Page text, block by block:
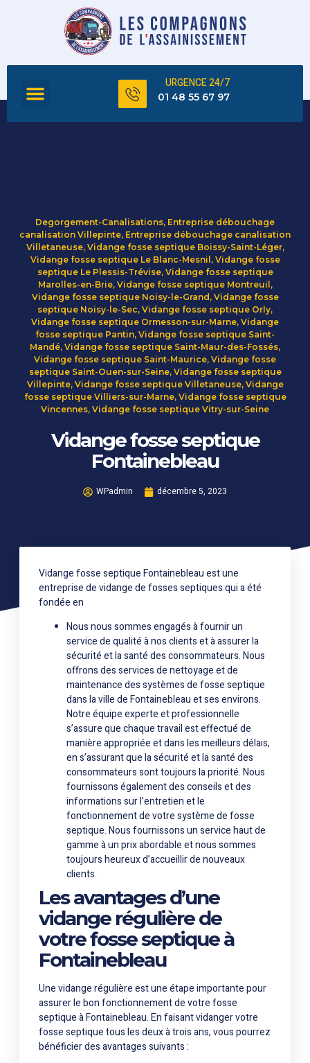
URGENCE 24/7
01 48 55 67 97
Degorgement-Canalisations, Entreprise débouchage
canalisation Villepinte, Entreprise débouchage canalisation
Villetaneuse, Vidange fosse septique Boissy-Saint-Léger,
Vidange fosse septique Le Blanc-Mesnil , Vidange fosse
septique Le Plessis-Trévise, Vidange fosse septique
Marolles-en-Brie, Vidange fosse septique Montreuil ,
Vidange fosse septique Noisy-le-Grand , Vidange fosse
septique Noisy-le-Sec, Vidange fosse septique Orly,
Vidange fosse septique Ormesson-sur-Marne, Vidange
fosse septique Pantin, Vidange fosse septique Saint-
Mandé, Vidange fosse septique Saint-Maur-des-Fossés,
Vidange fosse septique Saint-Maurice, Vidange fosse
septique Saint-Ouen-sur-Seine, Vidange fosse septique
Villepinte, Vidange fosse septique Villetaneuse, Vidange
fosse septique Villiers-sur-Marne, Vidange fosse septique
Vincennes, Vidange fosse septique Vitry-sur-Seine
Vidange fosse septique
Fontainebleau
WPadmin décembre 5, 2023
Vidange fosse septique Fontainebleau est une
entreprise de vidange de fosses septiques qui a été
fondée en
Nous nous sommes engagés à fournir un
service de qualité à nos clients et à assurer la
sécurité et la santé des consommateurs. Nous
offrons des services de nettoyage et de
maintenance des systèmes de fosse septique
dans la ville de Fontainebleau et ses environs.
Notre équipe experte et professionnelle
s’assure que chaque travail est effectué de
manière appropriée et dans les meilleurs délais,
en s’assurant que la sécurité et la santé des
consommateurs sont toujours la priorité. Nous
fournissons également des conseils et des
informations sur l’entretien et le
fonctionnement de votre système de fosse
septique. Nous fournissons un service haut de
gamme à un prix abordable et nous sommes
toujours heureux d’accueillir de nouveaux
clients.
Les avantages d’une
vidange régulière de
votre fosse septique à
Fontainebleau
Une vidange régulière est une étape importante pour
assurer le bon fonctionnement de votre fosse
septique à Fontainebleau. En faisant vidanger votre
fosse septique tous les deux à trois ans, vous pourrez
bénéficier des avantages suivants :